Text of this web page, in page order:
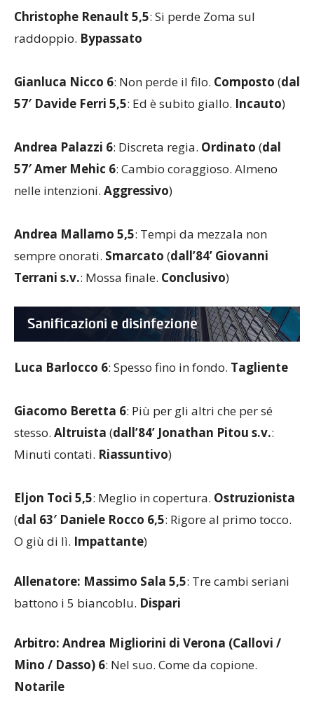
raddoppio. Bypassato
57′ Davide Ferri 5,5: Ed è subito giallo.Incauto)
57′ Amer Mehic 6 : Cambio coraggioso. Almeno
nelle intenzioni.Aggressivo)
sempre onorati.Smarcato(dall’84’ Giovanni
Terrani s.v.: Mossa finale.Conclusivo)
stesso.Altruista(dall’84’ Jonathan Pitou s.v.:
Minuti contati.Riassuntivo)
(dal 63′ Daniele Rocco 6,5: Rigore al primo tocco.
O giù di lì.Impattante
battono i 5 biancoblu. Dispari
Mino / Dasso) 6 : Nel suo. Come da copione.
Notarile